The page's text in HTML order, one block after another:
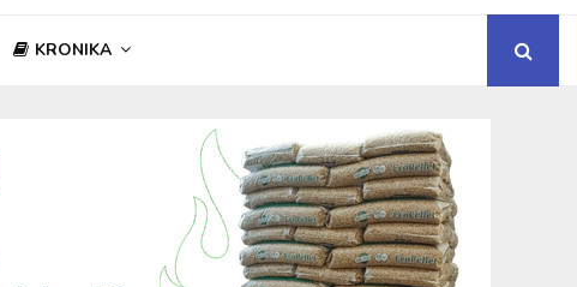
KRONIKA